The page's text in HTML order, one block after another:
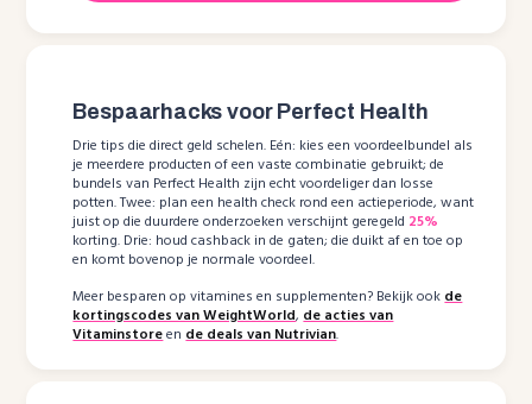
Bespaarhacks voor Perfect Health
Drie tips die direct geld schelen. Eén: kies een voordeelbundel als
je meerdere producten of een vaste combinatie gebruikt; de
bundels van Perfect Health zijn echt voordeliger dan losse
potten. Twee: plan een health check rond een actieperiode, want
juist op die duurdere onderzoeken verschijnt geregeld 25%
korting. Drie: houd cashback in de gaten; die duikt af en toe op
en komt bovenop je normale voordeel.
Meer besparen op vitamines en supplementen? Bekijk ookde
kortingscodes van WeightWorld,de acties van
Vitaminstoreende deals van Nutrivian.